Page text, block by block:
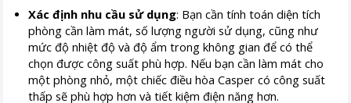
Xác định nhu cầu sử dụng: Bạn cần tính toán diện tích
phòng cần làm mát, số lượng người sử dụng, cũng như
mức độ nhiệt độ và độ ẩm trong không gian để có thể
chọn được công suất phù hợp. Nếu bạn cần làm mát cho
một phòng nhỏ, một chiếc điều hòa Casper có công suất
thấp sẽ phù hợp hơn và tiết kiệm điện năng hơn.